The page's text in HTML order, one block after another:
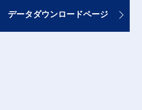
データダウンロードページ